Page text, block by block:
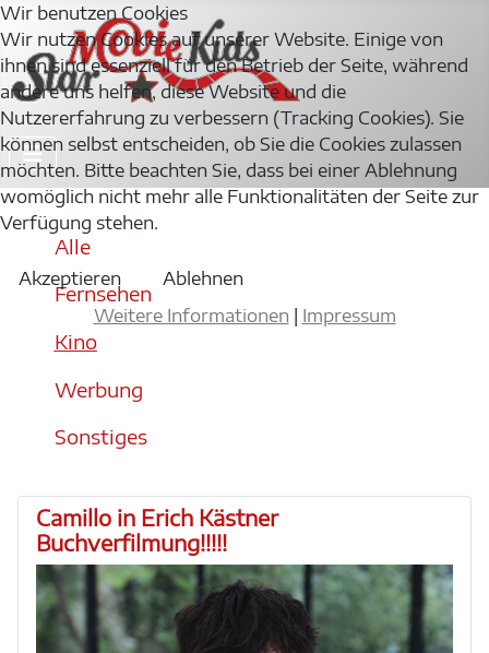
Alle
Fernsehen
Kino
Werbung
Sonstiges
Camillo in Erich Kästner
Buchverfilmung!!!!!
Wir benutzen Cookies
Wir nutzen Cookies auf unserer Website. Einige von
ihnen sind essenziell für den Betrieb der Seite, während
andere uns helfen, diese Website und die
Nutzererfahrung zu verbessern (Tracking Cookies). Sie
können selbst entscheiden, ob Sie die Cookies zulassen
möchten. Bitte beachten Sie, dass bei einer Ablehnung
womöglich nicht mehr alle Funktionalitäten der Seite zur
Verfügung stehen.
Akzeptieren
Ablehnen
Weitere Informationen
Impressum